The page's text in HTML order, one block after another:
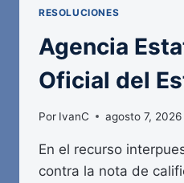
RESOLUCIONES
Agencia
Oficial del
Por IvanC agosto 7, 2026
En el recurso
contra la nota de